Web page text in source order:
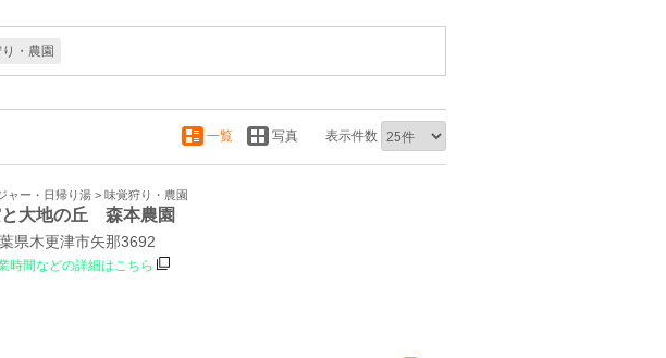
・農園
一覧 写真 表示件数
ャー・日帰り湯 > 味覚狩り・農園
と大地の丘 森本農園
県木更津市矢那3692
時間などの詳細はこちら